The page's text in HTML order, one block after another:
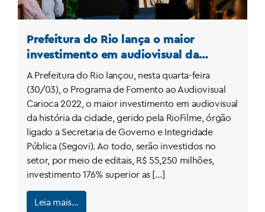
Prefeitura do Rio lança o maior
investimento em audiovisual da
história da cidade
A Prefeitura do Rio lançou, nesta quarta-feira
(30/03), o Programa de Fomento ao Audiovisual
Carioca 2022, o maior investimento em audiovisual
da história da cidade, gerido pela RioFilme, órgão
ligado a Secretaria de Governo e Integridade
Pública (Segovi). Ao todo, serão investidos no
setor, por meio de editais, R$ 55,250 milhões,
investimento 176% superior as […]
Leia mais…